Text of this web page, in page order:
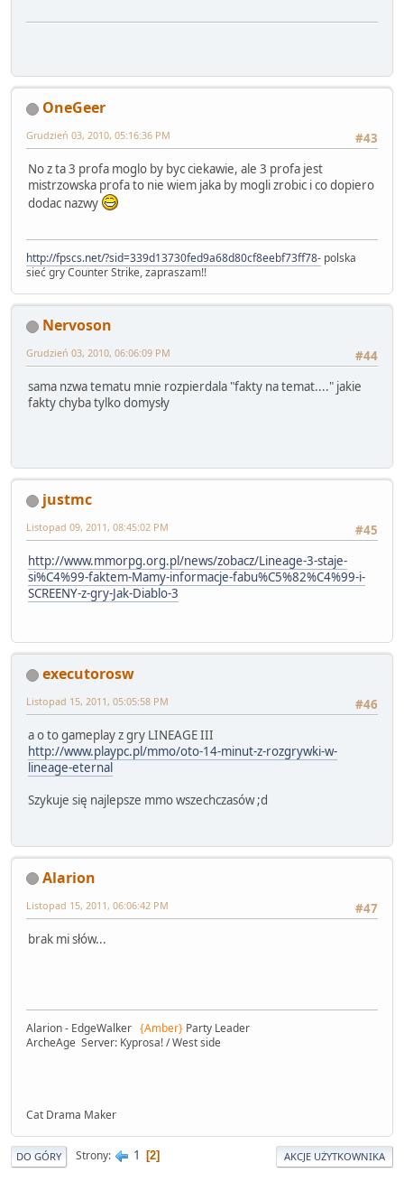
OneGeer
#43
Grudzień 03, 2010, 05:16:36 PM
No z ta 3 profa moglo by byc ciekawie, ale 3 profa jest
mistrzowska profa to nie wiem jaka by mogli zrobic i co dopiero
dodac nazwy
http://fpscs.net/?sid=339d13730fed9a68d80cf8eebf73ff78- polska
sieć gry Counter Strike, zapraszam!!
Nervoson
#44
Grudzień 03, 2010, 06:06:09 PM
sama nzwa tematu mnie rozpierdala "fakty na temat...." jakie
fakty chyba tylko domysły
justmc
#45
Listopad 09, 2011, 08:45:02 PM
http://www.mmorpg.org.pl/news/zobacz/Lineage-3-staje-
si%C4%99-faktem-Mamy-informacje-fabu%C5%82%C4%99-i-
SCREENY-z-gry-Jak-Diablo-3
executorosw
#46
Listopad 15, 2011, 05:05:58 PM
a o to gameplay z gry LINEAGE III
http://www.playpc.pl/mmo/oto-14-minut-z-rozgrywki-w-
lineage-eternal
Szykuje się najlepsze mmo wszechczasów ;d
Alarion
#47
Listopad 15, 2011, 06:06:42 PM
brak mi słów...
Alarion - EdgeWalker {Amber} Party Leader
ArcheAge Server: Kyprosa! / West side
Cat Drama Maker
DO GÓRY Strony 1 2 AKCJE UŻYTKOWNIKA